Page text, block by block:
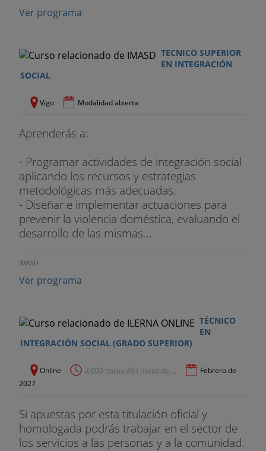
Ver programa
TECNICO SUPERIOR
EN INTEGRACIÓN
SOCIAL
Vigo Modalidad abierta
Aprenderás a:
- Programar actividades de integración social
aplicando los recursos y estrategias
metodológicas más adecuadas.
- Diseñar e implementar actuaciones para
prevenir la violencia doméstica, evaluando el
desarrollo de las mismas...
IMASD
Ver programa
TÉCNICO
EN
INTEGRACIÓN SOCIAL (GRADO SUPERIOR)
Online 2.000 horas 383 horas de ...
Febrero de
2027
Si apuestas por esta titulación oficial y
homologada podrás trabajar en el sector de
los servicios a las personas y a la comunidad.